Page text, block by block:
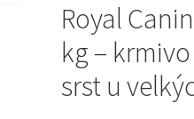
Royal
kg –
srst u